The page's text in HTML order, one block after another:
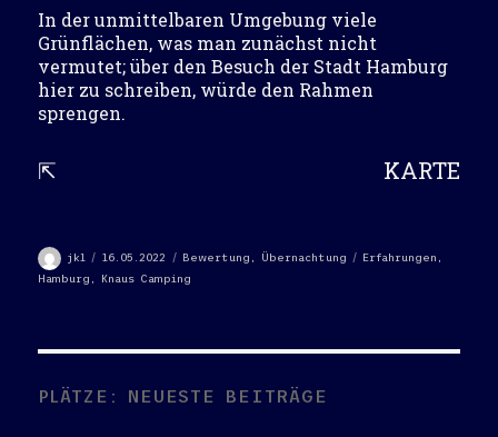
In der unmittelbaren Umgebung viele
Grünflächen, was man zunächst nicht
vermutet; über den Besuch der Stadt Hamburg
hier zu schreiben, würde den Rahmen
sprengen.
⇱ KARTE
Autor
jkl
Veröffentlicht
16.05.2022 Kategorien
Bewertung , Übernachtung Schlagwörter
Erfahrungen ,
Hamburg
Knaus Camping
PLÄTZE: NEUESTE BEITRÄGE